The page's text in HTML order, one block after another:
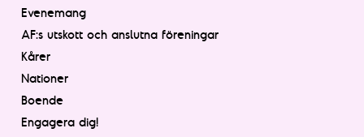
Evenemang
AF:s utskott och anslutna föreningar
Kårer
Nationer
Boende
Engagera dig!